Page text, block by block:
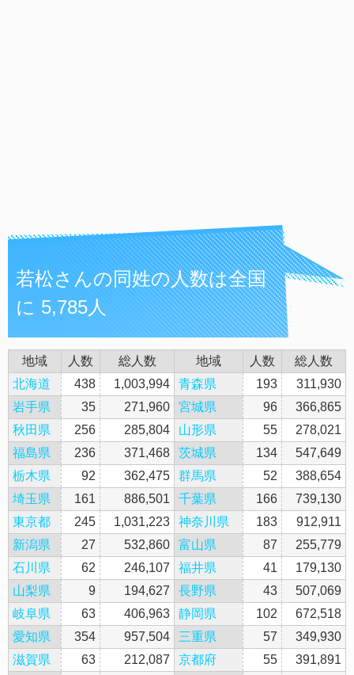
若松さんの同姓の人数は全国
に 5,785人
地域 人数 総人数 地域 人数
総人数
北海道
438 1,003,994 青森県 193
311,930
岩手県
35 271,960 宮城県 96
366,865
秋田県
256 285,804 山形県 55
278,021
福島県
236 371,468 茨城県 134
547,649
栃木県
92 362,475 群馬県 52
388,654
埼玉県
161 886,501 千葉県 166
739,130
東京都
245 1,031,223 神奈川県 183
912,911
新潟県
27 532,860 富山県 87
255,779
石川県
62 246,107 福井県 41
179,130
山梨県
9 194,627 長野県 43
507,069
岐阜県
63 406,963 静岡県 102
672,518
愛知県
354 957,504 三重県 57
349,930
滋賀県
63 212,087 京都府 55 391,891